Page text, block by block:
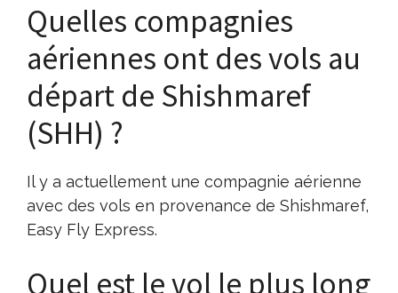
Quelles compagnies
aériennes ont des vols au
départ de Shishmaref
(SHH) ?
Il y a actuellement une compagnie aérienne
avec des vols en provenance de Shishmaref,
Easy Fly Express.
Quel est le vol le plus long